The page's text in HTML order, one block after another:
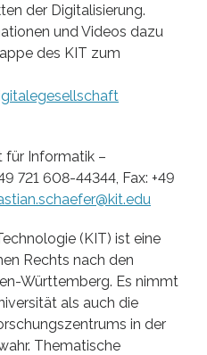
der Digitalisierung.
und Videos dazu
des KIT zum
für Informatik –
721 608-44344, Fax: +49
(KIT) ist eine
Rechts nach den
Württemberg. Es nimmt
als auch die
in der
Thematische